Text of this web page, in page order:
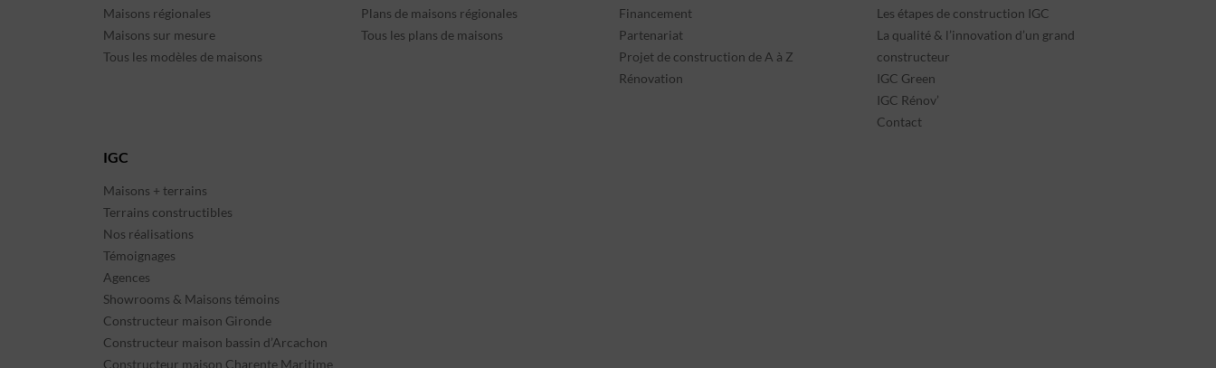
Maisons régionales
Maisons sur mesure
Tous les modèles de maisons
Plans de maisons régionales
Tous les plans de maisons
Financement
Partenariat
Projet de construction de A à Z
Rénovation
Les étapes de construction IGC
La qualité & l’innovation d’un grand
constructeur
IGC Green
IGC Rénov’
Contact
IGC
Maisons + terrains
Terrains constructibles
Nos réalisations
Témoignages
Agences
Showrooms & Maisons témoins
Constructeur maison Gironde
Constructeur maison bassin d’Arcachon
Constructeur maison Charente Maritime